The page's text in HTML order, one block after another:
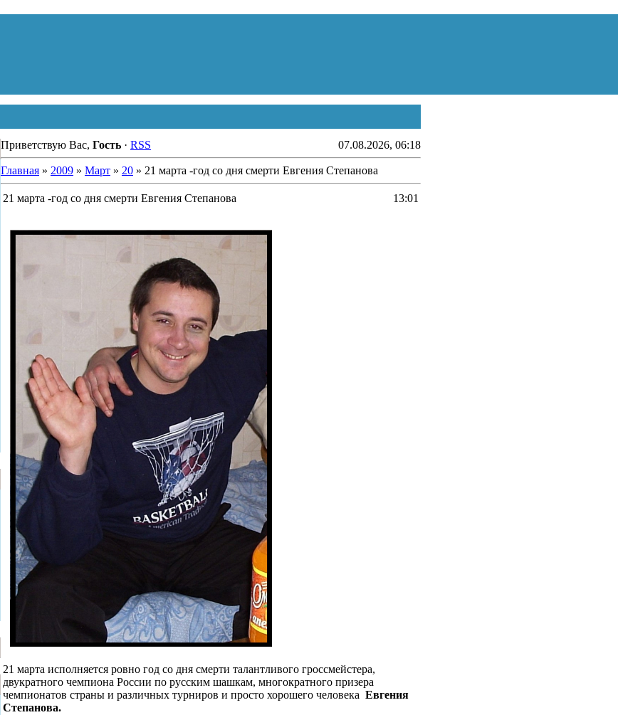
Приветствую Вас, Гость· RSS 07.08.2026, 06:18
Главная» 2009 » Март » 20» 21 марта -год со дня смерти Евгения Степанова
21 марта -год со дня смерти Евгения Степанова 13:01
21 марта исполняется ровно год со дня смерти талантливого гроссмейстера,
двукратного чемпиона России по русским шашкам, многократного призера
чемпионатов страны и различных турниров и просто хорошего человека Евгения
Степанова.